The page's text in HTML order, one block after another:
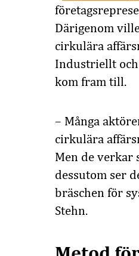
Därigenom
cirkulära
Industriellt
kom fram till.
– Många
cirkulära
Men de verkar
dessutom ser
bräschen för
Stehn.